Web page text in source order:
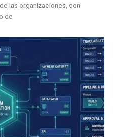
las organizaciones, con
de